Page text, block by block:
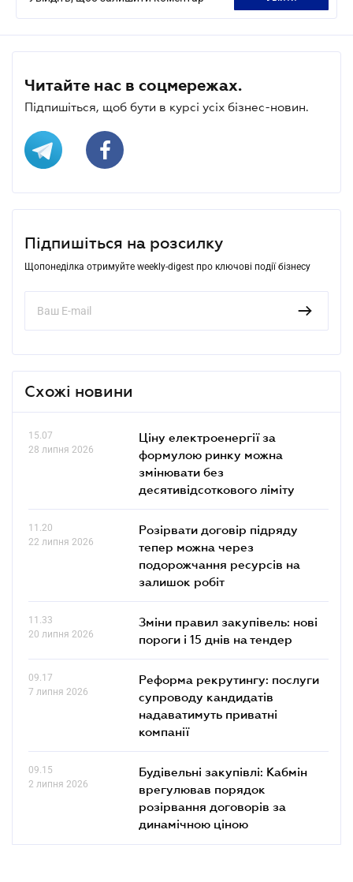
Читайте нас в соцмережах.
Підпишіться, щоб бути в курсі усіх бізнес-новин.
Підпишіться на розсилку
Щопонеділка отримуйте weekly-digest про ключові події бізнесу
Схожі новини
15.07
28 липня 2026
Ціну електроенергії за
формулою ринку можна
змінювати без
десятивідсоткового ліміту
11.20
22 липня 2026
Розірвати договір підряду
тепер можна через
подорожчання ресурсів на
залишок робіт
11.33
20 липня 2026
Зміни правил закупівель: нові
пороги і 15 днів на тендер
09.17
7 липня 2026
Реформа рекрутингу: послуги
супроводу кандидатів
надаватимуть приватні
компанії
09.15
2 липня 2026
Будівельні закупівлі: Кабмін
врегулював порядок
розірвання договорів за
динамічною ціною